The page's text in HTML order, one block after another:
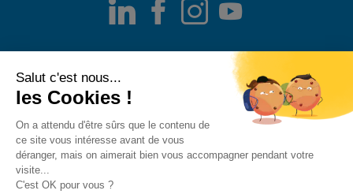
LinkedIn
Facebook
Instagram